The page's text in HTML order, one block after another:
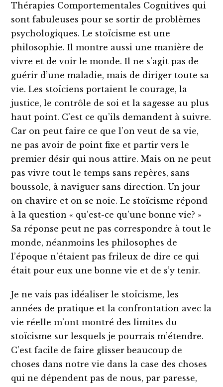
Thérapies Comportementales Cognitives qui
sont fabuleuses pour se sortir de problèmes
psychologiques. Le stoïcisme est une
philosophie. Il montre aussi une manière de
vivre et de voir le monde. Il ne s’agit pas de
guérir d’une maladie, mais de diriger toute sa
vie. Les stoïciens portaient le courage, la
justice, le contrôle de soi et la sagesse au plus
haut point. C’est ce qu’ils demandent à suivre.
Car on peut faire ce que l’on veut de sa vie,
ne pas avoir de point fixe et partir vers le
premier désir qui nous attire. Mais on ne peut
pas vivre tout le temps sans repères, sans
boussole, à naviguer sans direction. Un jour
on chavire et on se noie. Le stoïcisme répond
à la question « qu’est-ce qu’une bonne vie? »
Sa réponse peut ne pas correspondre à tout le
monde, néanmoins les philosophes de
l’époque n’étaient pas frileux de dire ce qui
était pour eux une bonne vie et de s’y tenir.
Je ne vais pas idéaliser le stoïcisme, les
années de pratique et la confrontation avec la
vie réelle m’ont montré des limites du
stoïcisme sur lesquels je pourrais m’étendre.
C’est facile de faire glisser beaucoup de
choses dans notre vie dans la case des choses
qui ne dépendent pas de nous, par paresse,